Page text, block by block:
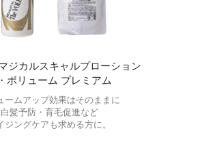
ジカルスキャルプローション
ボリューム プレミアム
ームアップ効果はそのままに
白髪予防・育毛促進など
ジングケアも求める方に。